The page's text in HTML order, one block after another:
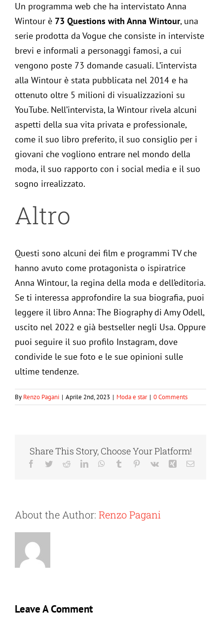
Un programma web che ha intervistato Anna
Wintour è 73 Questions with Anna Wintour, una
serie prodotta da Vogue che consiste in interviste
brevi e informali a personaggi famosi, a cui
vengono poste 73 domande casuali. L’intervista
alla Wintour è stata pubblicata nel 2014 e ha
ottenuto oltre 5 milioni di visualizzazioni su
YouTube. Nell’intervista, la Wintour rivela alcuni
aspetti della sua vita privata e professionale,
come il suo libro preferito, il suo consiglio per i
giovani che vogliono entrare nel mondo della
moda, il suo rapporto con i social media e il suo
sogno irrealizzato.
Altro
Questi sono alcuni dei film e programmi TV che
hanno avuto come protagonista o ispiratrice
Anna Wintour, la regina della moda e dell’editoria.
Se ti interessa approfondire la sua biografia, puoi
leggere il libro Anna: The Biography di Amy Odell,
uscito nel 2022 e già bestseller negli Usa. Oppure
puoi seguire il suo profilo Instagram, dove
condivide le sue foto e le sue opinioni sulle
ultime tendenze.
By Renzo Pagani | Aprile 2nd, 2023 | Moda e star | 0 Comments
Share This Story, Choose Your Platform!
Facebook
TwitterRedditLinkedInWhatsApp
Tumblr Pinterest
Vk Xing Email
About the Author: Renzo Pagani
Leave A Comment